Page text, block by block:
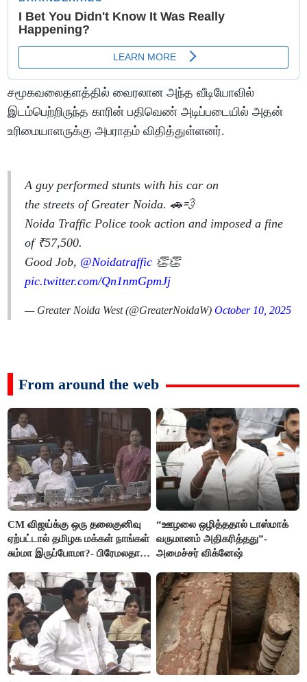
சமூகவலைதளத்தில் வைரலான அந்த வீடியோவில்
இடம்பெற்றிருந்த காரின் பதிவெண் அடிப்படையில் அதன்
உரிமையாளருக்கு அபராதம் விதித்துள்ளனர்.
A guy performed stunts with his car on
the streets of Greater Noida. 🚗💨
Noida Traffic Police took action and imposed a fine
of ₹57,500.
Good Job, @Noidatraffic 👏👏
pic.twitter.com/Qn1nmGpmJj
— Greater Noida West (@GreaterNoidaW)October 10, 2025
From around the web
CM விஜய்க்கு ஒரு தலைகுனிவு
ஏற்பட்டால் தமிழக மக்கள் நாங்கள்
சும்மா இருப்போமா?- பிரேமலதா
“ஊழலை ஒழித்ததால் டாஸ்மாக்
வருமானம் அதிகரித்தது”-
அமைச்சர் விக்னேஷ்